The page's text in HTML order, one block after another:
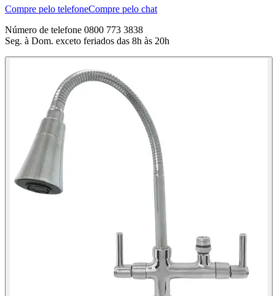
Compre pelo telefoneCompre pelo chat
Número de telefone 0800 773 3838
Seg. à Dom. exceto feriados das 8h às 20h